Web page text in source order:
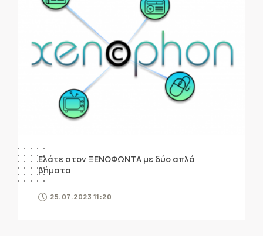
Ελάτε στον ΞΕΝΟΦΩΝΤΑ με δύο απλά
βήματα
25.07.2023 11:20